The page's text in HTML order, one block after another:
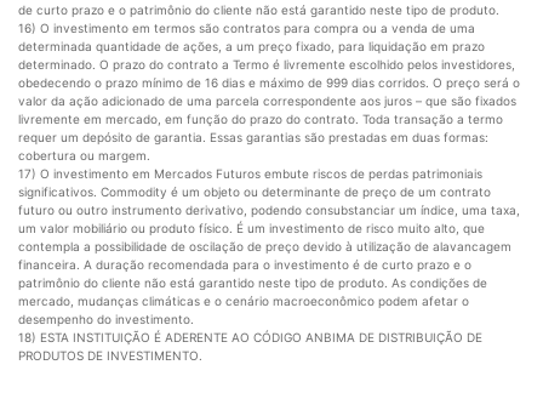
de curto prazo e o patrimônio do cliente não está garantido neste tipo de produto.
16) O investimento em termos são contratos para compra ou a venda de uma
determinada quantidade de ações, a um preço fixado, para liquidação em prazo
determinado. O prazo do contrato a Termo é livremente escolhido pelos investidores,
obedecendo o prazo mínimo de 16 dias e máximo de 999 dias corridos. O preço será o
valor da ação adicionado de uma parcela correspondente aos juros – que são fixados
livremente em mercado, em função do prazo do contrato. Toda transação a termo
requer um depósito de garantia. Essas garantias são prestadas em duas formas:
cobertura ou margem.
17) O investimento em Mercados Futuros embute riscos de perdas patrimoniais
significativos. Commodity é um objeto ou determinante de preço de um contrato
futuro ou outro instrumento derivativo, podendo consubstanciar um índice, uma taxa,
um valor mobiliário ou produto físico. É um investimento de risco muito alto, que
contempla a possibilidade de oscilação de preço devido à utilização de alavancagem
financeira. A duração recomendada para o investimento é de curto prazo e o
patrimônio do cliente não está garantido neste tipo de produto. As condições de
mercado, mudanças climáticas e o cenário macroeconômico podem afetar o
desempenho do investimento.
18) ESTA INSTITUIÇÃO É ADERENTE AO CÓDIGO ANBIMA DE DISTRIBUIÇÃO DE
PRODUTOS DE INVESTIMENTO.